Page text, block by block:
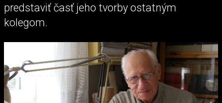
predstaviť časť jeho tvorby ostatným
kolegom.